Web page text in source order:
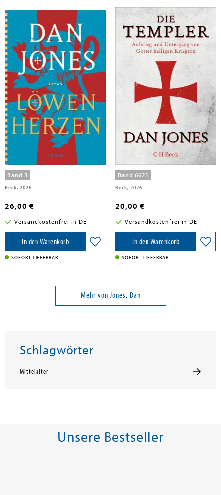
Jones, Dan
Löwenherzen
Band 3
Beck, 2026
26,00 €
Versandkostenfrei in DE
In den Warenkorb
SOFORT LIEFERBAR
Jones, Dan
Band 6625
Beck, 2026
20,00 €
Versandkostenfrei in DE
In den Warenkorb
SOFORT LIEFERBAR
Mehr von Jones, Dan
Schlagwörter
Mittelalter
Unsere Bestseller